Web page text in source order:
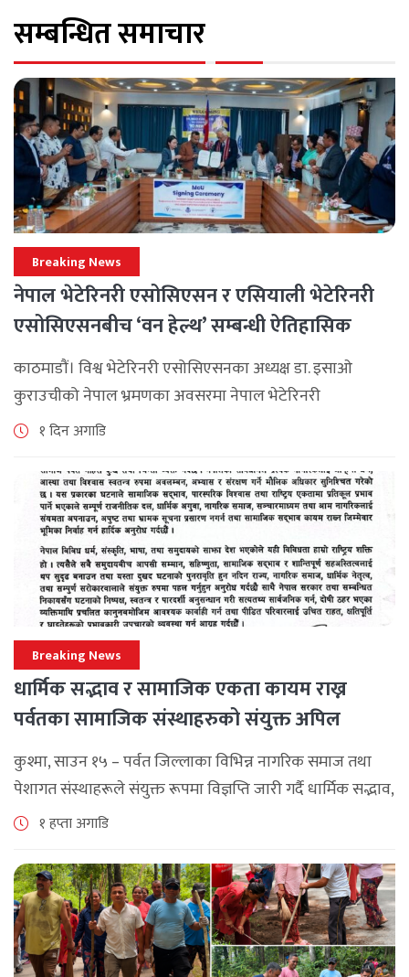
सम्बन्धित समाचार
Breaking News
नेपाल भेटेरिनरी एसोसिएसन र एसियाली भेटेरिनरी
एसोसिएसनबीच ‘वन हेल्थ’ सम्बन्धी ऐतिहासिक
समझदारी
काठमाडौं। विश्व भेटेरिनरी एसोसिएसनका अध्यक्ष डा. इसाओ
कुराउचीको नेपाल भ्रमणका अवसरमा नेपाल भेटेरिनरी
एसोसिएसनले अन्तर्राष्ट्रिय सहकार्यलाई नयाँ उचाइमा पुर्‍याउँदै
जनाएको छ। भ्रमणका क्रममा विश्व [...]
१ दिन अगाडि
Breaking News
धार्मिक सद्भाव र सामाजिक एकता कायम राख्न
पर्वतका सामाजिक संस्थाहरुको संयुक्त अपिल
कुश्मा, साउन १५ – पर्वत जिल्लाका विभिन्न नागरिक समाज तथा
पेशागत संस्थाहरूले संयुक्त रूपमा विज्ञप्ति जारी गर्दै धार्मिक सद्भाव,
सामाजिक एकता र कानुनी शासन कायम राख्न सबै पक्षलाई संयमता
१ हप्ता अगाडि